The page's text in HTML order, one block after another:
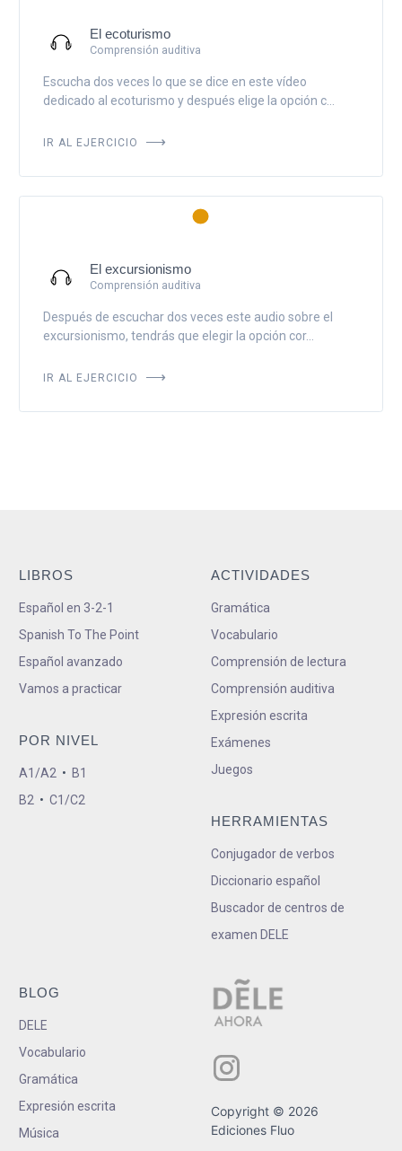
El ecoturismo
Comprensión auditiva
Escucha dos veces lo que se dice en este vídeo
dedicado al ecoturismo y después elige la opción c...
IR AL EJERCICIO
El excursionismo
Comprensión auditiva
Después de escuchar dos veces este audio sobre el
excursionismo, tendrás que elegir la opción cor...
IR AL EJERCICIO
LIBROS
Español en 3-2-1
Spanish To The Point
Español avanzado
Vamos a practicar
POR NIVEL
A1/A2 • B1
B2 • C1/C2
ACTIVIDADES
Gramática
Vocabulario
Comprensión de lectura
Comprensión auditiva
Expresión escrita
Exámenes
Juegos
HERRAMIENTAS
Conjugador de verbos
Diccionario español
Buscador de centros de
examen DELE
BLOG
DELE
Vocabulario
Gramática
Expresión escrita
Música
Copyright © 2026
Ediciones Fluo